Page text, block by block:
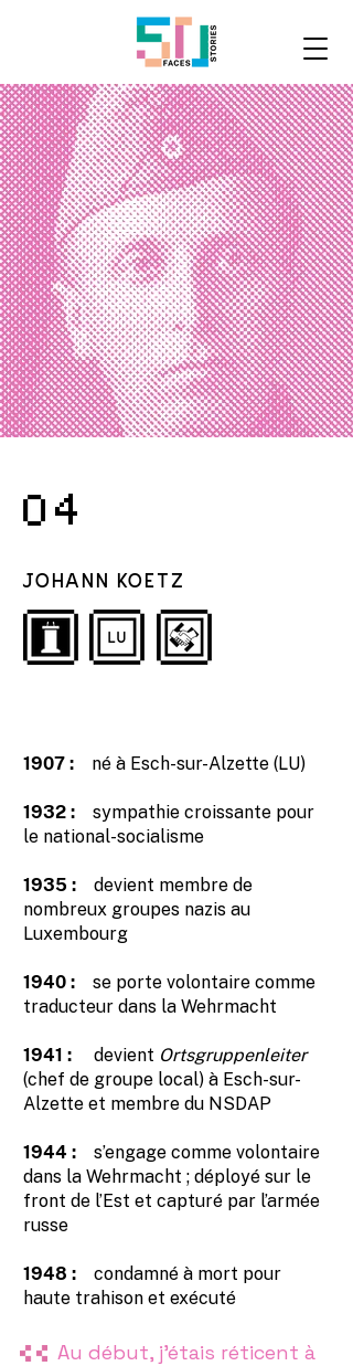
4
JOHANN KOETZ
1907 : né à Esch-sur-Alzette (LU)
1932 : sympathie croissante pour
le national-socialisme
1935 : devient membre de
nombreux groupes nazis au
Luxembourg
1940 : se porte volontaire comme
traducteur dans la Wehrmacht
1941 : devient Ortsgruppenleiter
(chef de groupe local) à Esch-sur-
Alzette et membre du NSDAP
1944 : s’engage comme volontaire
dans la Wehrmacht ; déployé sur le
front de l’Est et capturé par l’armée
russe
1948 : condamné à mort pour
haute trahison et exécuté
Au début, j’étais réticent à